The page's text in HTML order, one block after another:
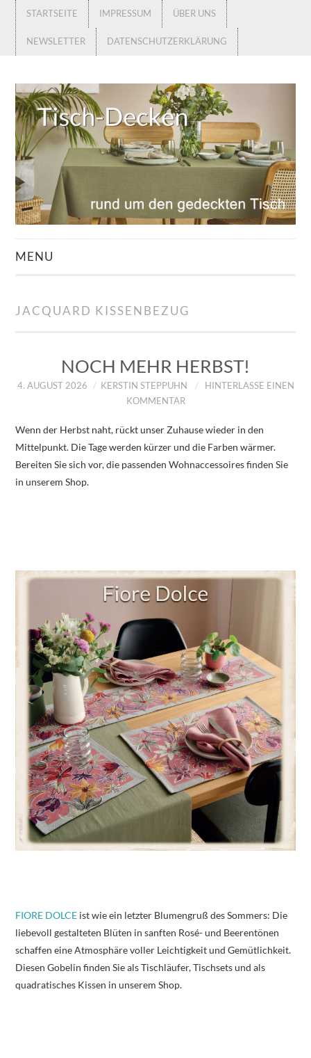
STARTSEITE IMPRESSUM ÜBER UNS
NEWSLETTER DATENSCHUTZERKLÄRUNG
MENU
ÜBER UNS
DATENSCHUTZERKLÄRUNG
JACQUARD KISSENBEZUG
NOCH MEHR HERBST!
4. AUGUST 2026 KERSTIN STEPPUHN
HINTERLASSE EINEN
KOMMENTAR
Wenn der Herbst naht, rückt unser Zuhause wieder in den
Mittelpunkt. Die Tage werden kürzer und die Farben wärmer.
Bereiten Sie sich vor, die passenden Wohnaccessoires finden Sie
in unserem Shop.
FIORE DOLCE ist wie ein letzter Blumengruß des Sommers: Die
liebevoll gestalteten Blüten in sanften Rosé- und Beerentönen
schaffen eine Atmosphäre voller Leichtigkeit und Gemütlichkeit.
Diesen Gobelin finden Sie als Tischläufer, Tischsets und als
quadratisches Kissen in unserem Shop.